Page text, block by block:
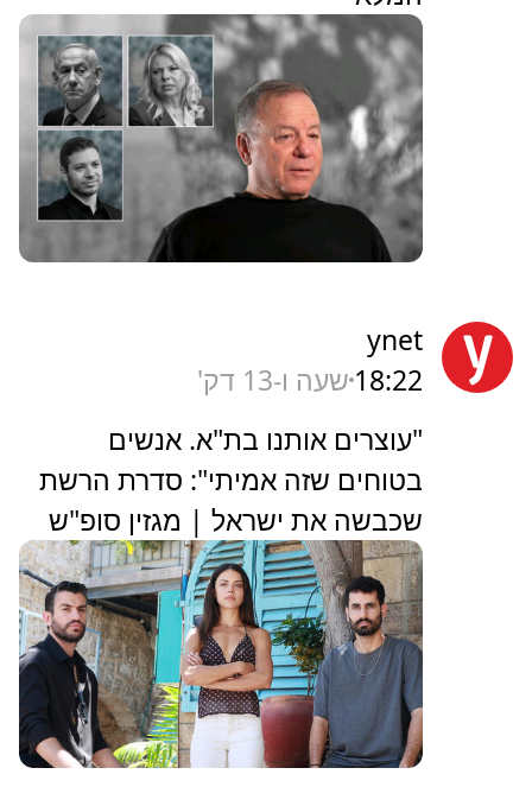
ynet
18:22 שעה ו-13 דק'
"עוצרים אותנו בת"א. אנשים
בטוחים שזה אמיתי": סדרת הרשת
שכבשה את ישראל | מגזין סופ"ש